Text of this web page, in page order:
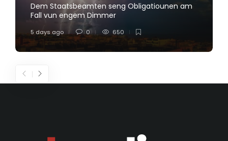
Dem Staatsbeamten seng Obligatiounen am
Fall vun engem Dimmer
5 days ago 0 650